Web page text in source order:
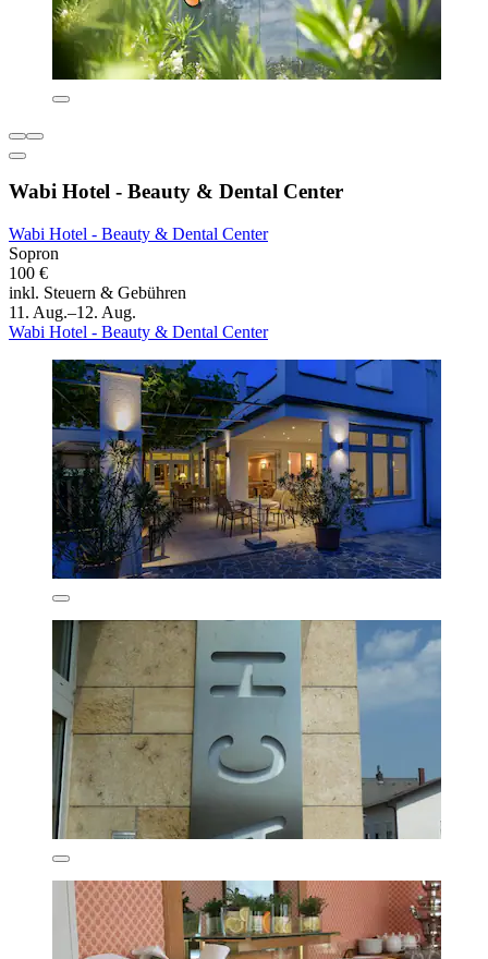
Wabi Hotel - Beauty & Dental Center
Wabi Hotel - Beauty & Dental Center
Sopron
100 €
inkl. Steuern & Gebühren
11. Aug.–12. Aug.
Wabi Hotel - Beauty & Dental Center